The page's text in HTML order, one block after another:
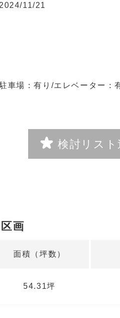
2024/11/21
車場：有り/エレベーター：
検討リスト
画
面積（坪数）
54.31坪